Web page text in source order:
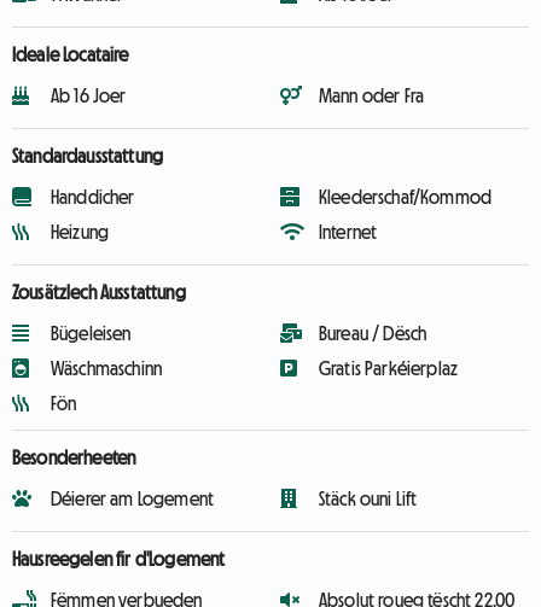
Ideale Locataire
Ab 16 Joer Mann oder Fra
Standardausstattung
Handdicher
Heizung
Kleederschaf/Kommod
Internet
Zousätzlech Ausstattung
Bügeleisen
Wäschmaschinn
Fön
Bureau / Dësch
Gratis Parkéierplaz
Besonderheeten
Déierer am Logement Stäck ouni Lift
Hausreegelen fir d'Logement
Fëmmen verbueden Absolut roueg tëscht 22.00